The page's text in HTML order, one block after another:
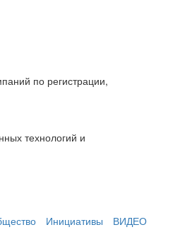
по регистрации,
технологий и
Инициативы ВИДЕО